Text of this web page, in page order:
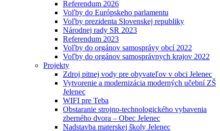
Referendum 2026
Voľby do Európskeho parlamentu
Voľby prezidenta Slovenskej republiky
Národnej rady SR 2023
Referendum 2023
Voľby do orgánov samosprávy obcí 2022
Voľby do orgánov samosprávnych krajov 2022
Projekty
Zdroj pitnej vody pre obyvateľov v obci Jelenec
Vytvorenie a modernizácia moderných učební ZŠ
Jelenec
WIFI pre Teba
Obstaranie strojno-technologického vybavenia
zberného dvora – Obec Jelenec
Nadstavba materskej školy Jelenec